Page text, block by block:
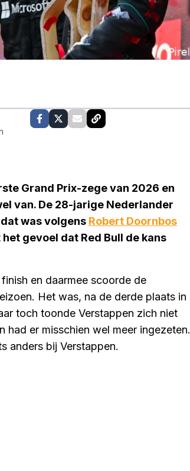
Grand Prix-zege van 2026 en
van. De 28-jarige Nederlander
was volgens Robert Doornbos
gevoel dat Red Bull de kans
en daarmee scoorde de
Het was, na de derde plaats in
toch toonde Verstappen zich niet
had er misschien wel meer ingezeten.
anders bij Verstappen.